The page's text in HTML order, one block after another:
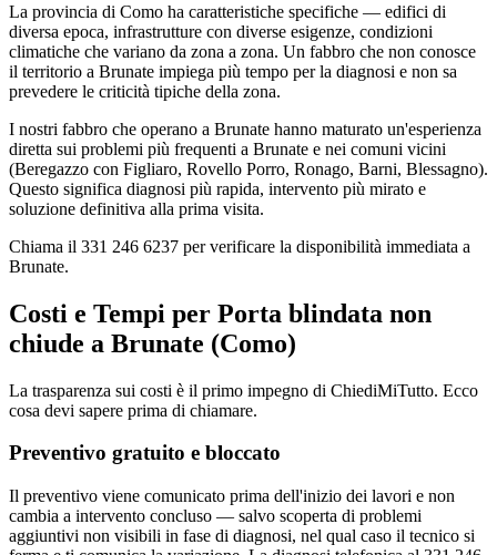
La provincia di Como ha caratteristiche specifiche — edifici di
diversa epoca, infrastrutture con diverse esigenze, condizioni
climatiche che variano da zona a zona. Un fabbro che non conosce
il territorio a Brunate impiega più tempo per la diagnosi e non sa
prevedere le criticità tipiche della zona.
I nostri fabbro che operano a Brunate hanno maturato un'esperienza
diretta sui problemi più frequenti a Brunate e nei comuni vicini
(Beregazzo con Figliaro, Rovello Porro, Ronago, Barni, Blessagno).
Questo significa diagnosi più rapida, intervento più mirato e
soluzione definitiva alla prima visita.
Chiama il 331 246 6237 per verificare la disponibilità immediata a
Brunate.
Costi e Tempi per Porta blindata non
chiude a Brunate (Como)
La trasparenza sui costi è il primo impegno di ChiediMiTutto. Ecco
cosa devi sapere prima di chiamare.
Preventivo gratuito e bloccato
Il preventivo viene comunicato prima dell'inizio dei lavori e non
cambia a intervento concluso — salvo scoperta di problemi
aggiuntivi non visibili in fase di diagnosi, nel qual caso il tecnico si